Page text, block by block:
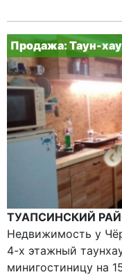
Продажа: Таун-
ТУАПСИНСКИЙ
Недвижимость у
4-х этажный
минигостиницу на